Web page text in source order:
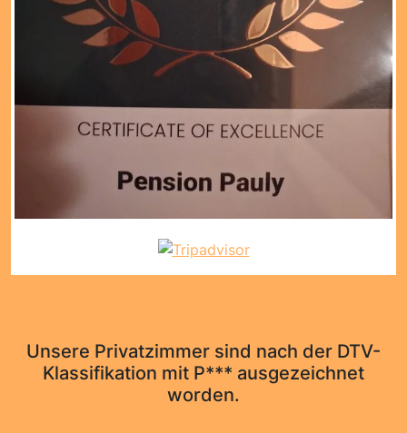
Unsere Privatzimmer sind nach der DTV-
Klassifikation mit P*** ausgezeichnet
worden.